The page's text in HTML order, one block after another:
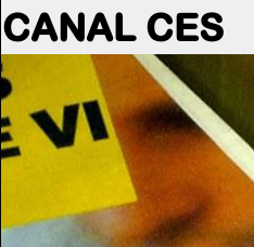
CANAL CES